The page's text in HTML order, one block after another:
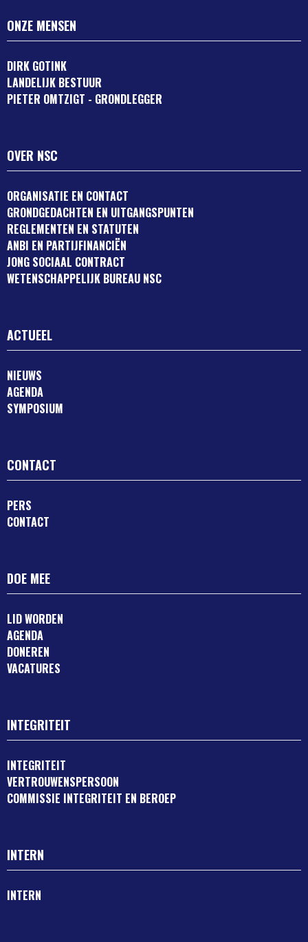
ONZE MENSEN
DIRK GOTINK
LANDELIJK BESTUUR
PIETER OMTZIGT - GRONDLEGGER
OVER NSC
ORGANISATIE EN CONTACT
GRONDGEDACHTEN EN UITGANGSPUNTEN
REGLEMENTEN EN STATUTEN
ANBI EN PARTIJFINANCIËN
JONG SOCIAAL CONTRACT
WETENSCHAPPELIJK BUREAU NSC
ACTUEEL
NIEUWS
AGENDA
SYMPOSIUM
CONTACT
PERS
CONTACT
DOE MEE
LID WORDEN
AGENDA
DONEREN
VACATURES
INTEGRITEIT
INTEGRITEIT
VERTROUWENSPERSOON
COMMISSIE INTEGRITEIT EN BEROEP
INTERN
INTERN